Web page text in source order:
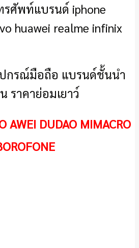
ศัพท์แบรนด์ iphone
huawei realme infinix
กรณ์มือถือ แบรนด์ชั้นนำ
ราคาย่อมเยาว์
AWEI DUDAO MIMACRO